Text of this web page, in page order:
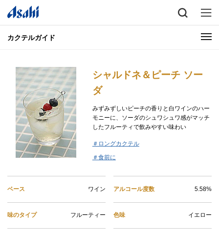
カクテルガイド
シャルドネ＆ピーチ ソー
ダ
みずみずしいピーチの香りと白ワインのハー
モニーに、ソーダのシュワシュワ感がマッチ
したフルーティで飲みやすい味わい
＃ロングカクテル
＃食前に
ベース ワイン
味のタイプ フルーティー
アルコール度数 5.58%
色味 イエロー